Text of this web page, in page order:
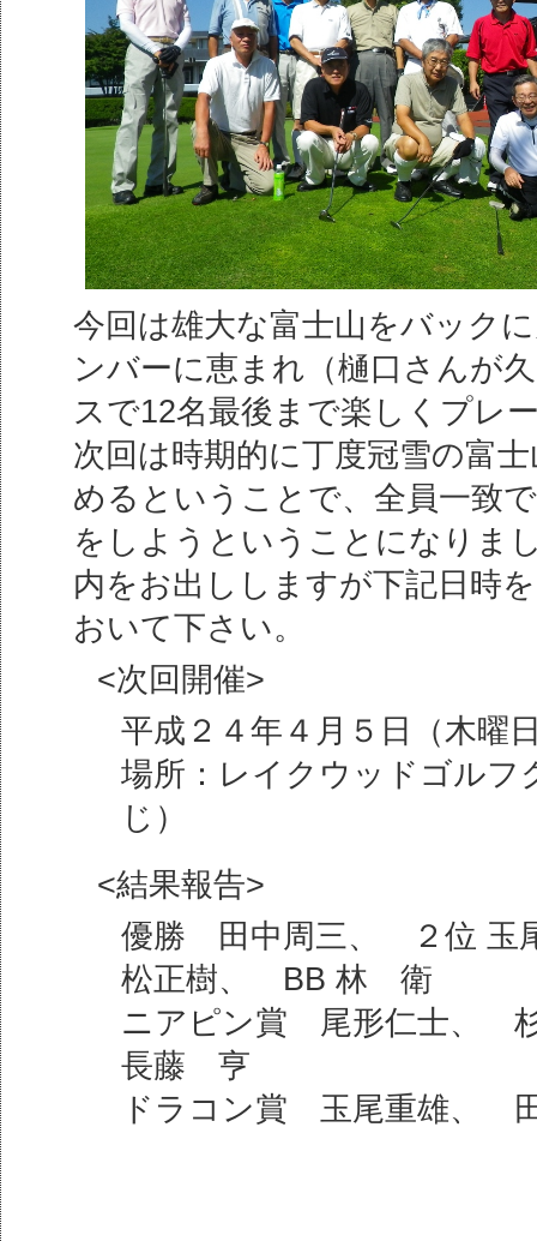
今回は雄大な富士山をバック
ンバーに恵まれ（樋口さんが
スで12名最後まで楽しくプレ
次回は時期的に丁度冠雪の富
めるということで、全員一致
をしようということになりま
内をお出ししますが下記日時
おいて下さい。
<次回開催>
平成２４年４月５日（木曜
場所：レイクウッドゴルフ
じ）
<結果報告>
優勝 田中周三、 ２位
松正樹、 BB 林 衛
ニアピン賞 尾形仁士、
長藤 亨
ドラコン賞 玉尾重雄、